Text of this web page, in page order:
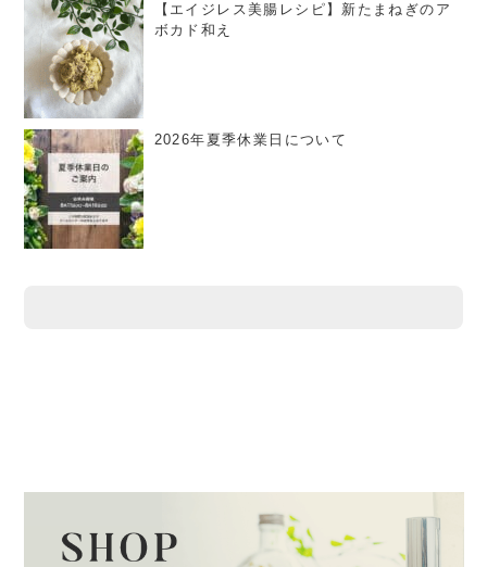
【エイジレス美腸レシピ】新たまねぎのア
ボカド和え
2026年夏季休業日について